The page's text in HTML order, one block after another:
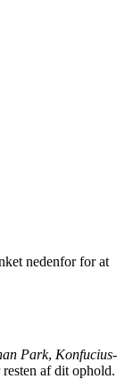
nedenfor for at
Park, Konfucius-
af dit ophold.